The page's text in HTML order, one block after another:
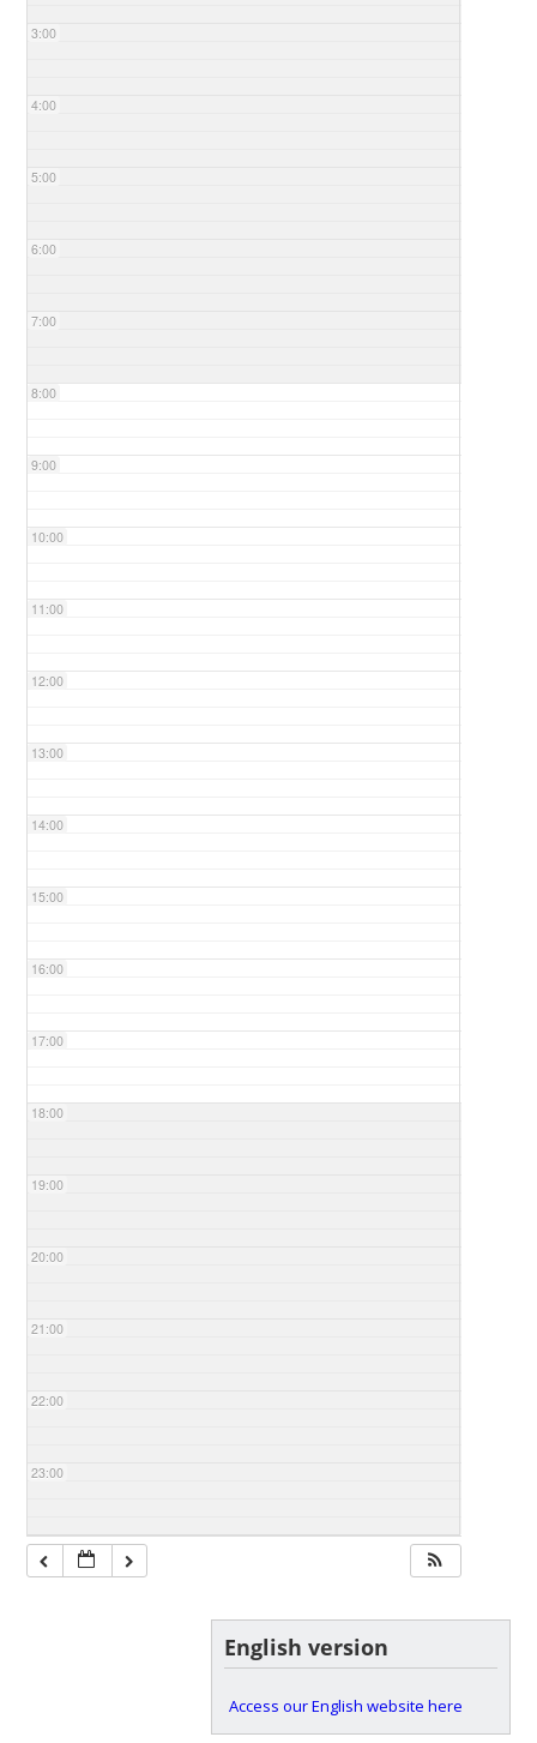
3:00
4:00
5:00
6:00
7:00
8:00
9:00
10:00
11:00
12:00
13:00
14:00
15:00
16:00
17:00
18:00
19:00
20:00
21:00
22:00
23:00
English version
Access our English website here